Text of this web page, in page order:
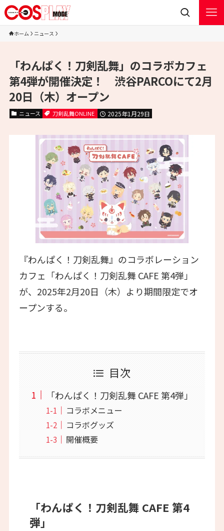
ホーム ニュース
「わんぱく！刀剣乱舞」のコラボカフェ
第4弾が開催決定！ 渋谷PARCOにて2月
20日（木）オープン
ニュース 刀剣乱舞ONLINE 2025年1月29日
『わんぱく！刀剣乱舞』のコラボレーション
カフェ「わんぱく！刀剣乱舞 CAFE 第4弾」
が、2025年2月20日（木）より期間限定でオ
ープンする。
目次
「わんぱく！刀剣乱舞 CAFE 第4弾」
コラボメニュー
コラボグッズ
開催概要
「わんぱく！刀剣乱舞 CAFE 第4
弾」